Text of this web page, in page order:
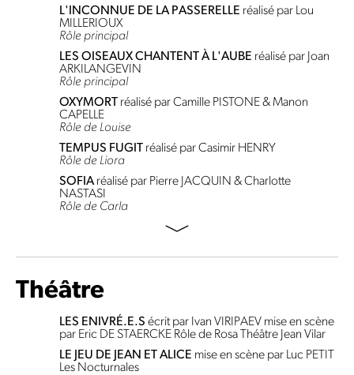
L'INCONNUE DE LA PASSERELLE réalisé par Lou
MILLERIOUX
Rôle principal
LES OISEAUX CHANTENT À L'AUBE réalisé par Joan
ARKILANGEVIN
Rôle principal
OXYMORT réalisé par Camille PISTONE & Manon
CAPELLE
Rôle de Louise
TEMPUS FUGIT réalisé par Casimir HENRY
Rôle de Liora
SOFIA réalisé par Pierre JACQUIN & Charlotte
NASTASI
Rôle de Carla
Théâtre
LES ENIVRÉ.E.S écrit par Ivan VIRIPAEV mise en scène
par Eric DE STAERCKE Rôle de Rosa
Théâtre Jean Vilar
LE JEU DE JEAN ET ALICE mise en scène par Luc PETIT
Les Nocturnales